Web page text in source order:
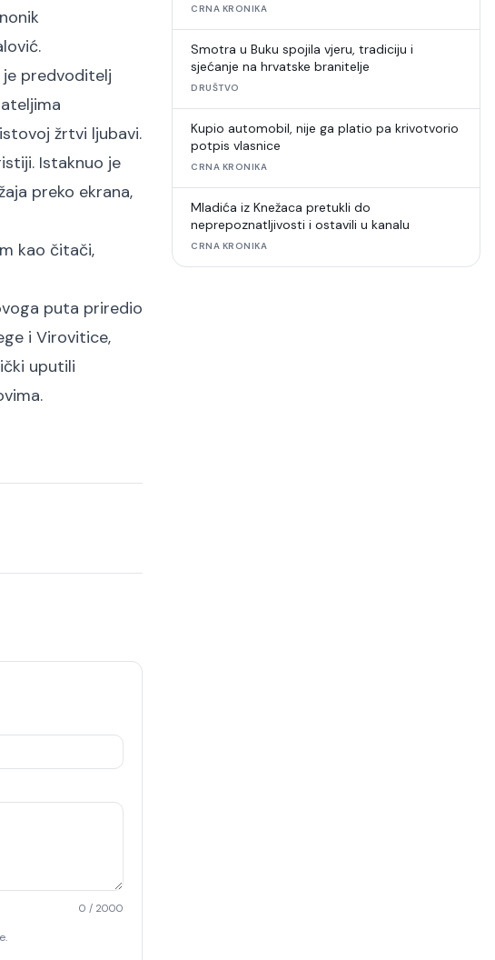
predvoditelj
žrtvi ljubavi.
Istaknuo je
preko ekrana,
kao čitači,
puta priredio
i Virovitice,
uputili
0 / 2000
CRNA KRONIKA
Smotra u Buku spojila vjeru, tradiciju i
sjećanje na hrvatske branitelje
DRUŠTVO
Kupio automobil, nije ga platio pa krivotvorio
potpis vlasnice
CRNA KRONIKA
Mladića iz Knežaca pretukli do
neprepoznatljivosti i ostavili u kanalu
CRNA KRONIKA